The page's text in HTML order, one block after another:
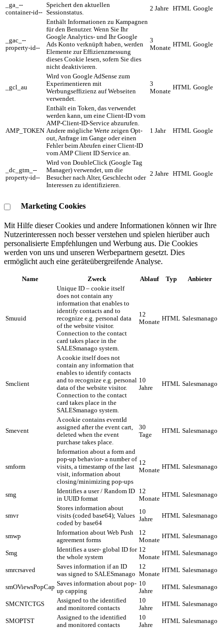
_ga_--
container-id--
Speichert den aktuellen
Sessionstatus.
2 Jahre HTML Google
_gac_--
property-id--
Enthält Informationen zu Kampagnen
für den Benutzer. Wenn Sie Ihr
Google Analytics- und Ihr Google
Ads Konto verknüpft haben, werden
Elemente zur Effizienzmessung
dieses Cookie lesen, sofern Sie dies
nicht deaktivieren.
3
Monate HTML Google
_gcl_au
Wird von Google AdSense zum
Experimentieren mit
Werbungseffizienz auf Webseiten
verwendet.
3
Monate
HTML Google
AMP_TOKEN
Enthält ein Token, das verwendet
werden kann, um eine Client-ID vom
AMP-Client-ID-Service abzurufen.
Andere mögliche Werte zeigen Opt-
out, Anfrage im Gange oder einen
Fehler beim Abrufen einer Client-ID
vom AMP Client ID Service an.
1 Jahr HTML Google
_dc_gtm_--
property-id--
Wird von DoubleClick (Google Tag
Manager) verwendet, um die
Besucher nach Alter, Geschlecht oder
Interessen zu identifizieren.
2 Jahre HTML Google
Marketing Cookies
Mit Hilfe dieser Cookies und andere Informationen können wir Ihre
Nutzerinteressen noch besser verstehen und spielen hierüber auch
personalisierte Empfehlungen und Werbung aus. ​Die Cookies
werden von uns und unseren Werbepartnern gesetzt. Dies
ermöglicht auch eine geräteübergreifende Analyse.
Name Zweck Ablauf Typ Anbieter
Smuuid
Unique ID – cookie itself
does not contain any
information that enables to
identify contacts and to
recognize e.g. personal data
of the website visitor.
Connection to the contact
card takes place in the
SALESmanago system.
12
Monate HTML Salesmanago
Smclient
A cookie itself does not
contain any information that
enables to identify contacts
and to recognize e.g. personal
data of the website visitor.
Connection to the contact
card takes place in the
SALESmanago system.
10
Jahre
HTML Salesmanago
Smevent
A cookie contains eventId
assigned after the event cart,
deleted when the event
purchase takes place.
30
Tage
HTML Salesmanago
smform
Information about a form and
pop-up behavior- a number of
visits, a timestamp of the last
visit, information about
closing/minimizing pop-ups
12
Monate HTML Salesmanago
smg
Identifies a user / Random ID
in UUID format
12
Monate
HTML Salesmanago
smvr
Stores information about
visits (coded base64); Values
coded by base64
10
Jahre
HTML Salesmanago
smwp
Information about Web Push
agreement forms
12
Monate
HTML Salesmanago
Smg
Identifies a user- global ID for
the whole system
12
Monate
HTML Salesmanago
smrcrsaved
Saves information if an ID
was signed to SALESmanago
12
Monate
HTML Salesmanago
smOViewsPopCap Saves information about pop-
up capping
10
Jahre
HTML Salesmanago
SMCNTCTGS
Assigned to the identified
and monitored contacts
10
Jahre
HTML Salesmanago
SMOPTST
Assigned to the identified
and monitored contacts
10
Jahre
HTML Salesmanago